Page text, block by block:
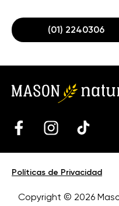
(01) 2240306
Copyright © 2026
Políticas de Privacidad